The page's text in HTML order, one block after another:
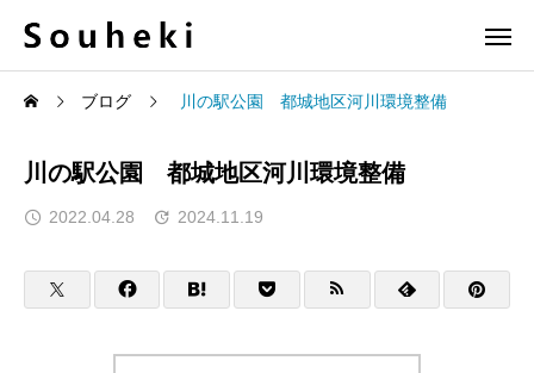
ブログ 川の駅公園 都城地区河川環境整備
川の駅公園 都城地区河川環境整備
2022.04.28 2024.11.19